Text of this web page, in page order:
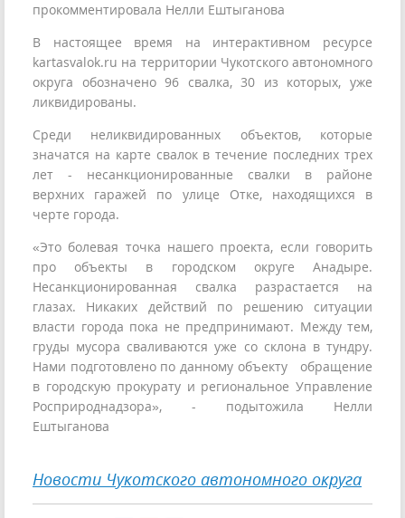
прокомментировала Нелли Ештыганова
В настоящее время на интерактивном ресурсе
kartasvalok.ru на территории Чукотского автономного
округа обозначено 96 свалка, 30 из которых, уже
ликвидированы.
Среди неликвидированных объектов, которые
значатся на карте свалок в течение последних трех
лет - несанкционированные свалки в районе
верхних гаражей по улице Отке, находящихся в
черте города.
«Это болевая точка нашего проекта, если говорить
про объекты в городском округе Анадыре.
Несанкционированная свалка разрастается на
глазах. Никаких действий по решению ситуации
власти города пока не предпринимают. Между тем,
груды мусора сваливаются уже со склона в тундру.
Нами подготовлено по данному объекту обращение
в городскую прокурату и региональное Управление
Росприроднадзора», - подытожила Нелли
Ештыганова
Новости Чукотского автономного округа